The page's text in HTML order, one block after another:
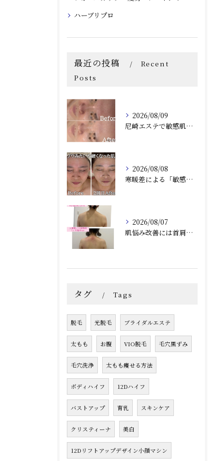
ハーブリプロ
最近の投稿
Recent
Posts
2026/08/09
尼崎エステで敏感肌・赤み・毛穴改善｜夏の肌トラブルには「アンストレス」が受けれるRindaリンダで改善しませんか？
2026/08/08
寒暖差による「敏感・赤み・乾燥」にお悩みの方へ｜尼崎の肌質改善サロン Rinda Beauty Salonリンダビューティーサロン
2026/08/07
肌悩み改善には首肩こりの詰まりも取ることがオススメ！兵庫県尼崎エステRindaリンダで赤み、毛穴、ニキビ炎症肌のお悩みの方へ
タグ Tags
脱毛 光脱毛 ブライダルエステ
太もも お腹 VIO脱毛 毛穴黒ずみ
毛穴洗浄 太もも痩せる方法
ボディハイフ 12Dハイフ
バストアップ 育乳 スキンケア
クリスティーナ 美白
12Dリフトアップデザイン小顔マシン